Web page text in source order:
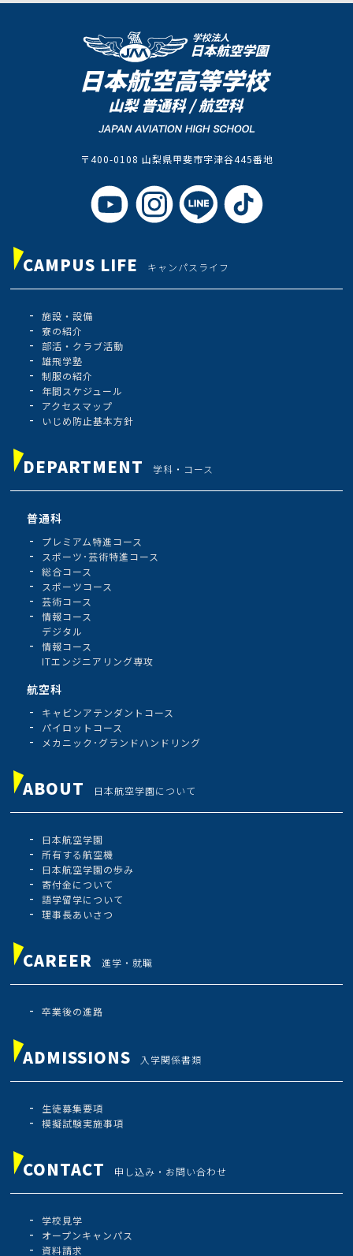
〒400-0108 山梨県甲斐市宇津谷445番地
CAMPUS LIFE キャンパスライフ
施設・設備
寮の紹介
部活・クラブ活動
雄飛学塾
制服の紹介
年間スケジュール
アクセスマップ
いじめ防止基本方針
DEPARTMENT 学科・コース
普通科
プレミアム特進コース
スポーツ･芸術特進コース
総合コース
スポーツコース
芸術コース
情報コース
デジタル
情報コース
ITエンジニアリング専攻
航空科
キャビンアテンダントコース
パイロットコース
メカニック･グランドハンドリング
ABOUT 日本航空学園について
日本航空学園
所有する航空機
日本航空学園の歩み
寄付金について
語学留学について
理事長あいさつ
CAREER 進学・就職
卒業後の進路
ADMISSIONS 入学関係書類
生徒募集要項
模擬試験実施事項
CONTACT 申し込み・お問い合わせ
学校見学
オープンキャンパス
資料請求